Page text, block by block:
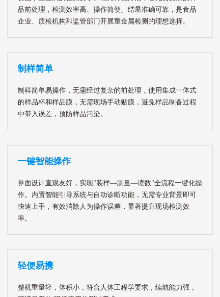
品前处理，检测效率高、操作简便、结果准确可靠，是食品
企业、质检机构和监管部门开展重金属检测的理想选择。
制样简单
制样简单易操作，无需经过复杂的前处理，使用集成一体式
的样品杯和样品膜，无需现场手动贴膜，避免样品制备过程
中带入误差，预防样品污染。
一键智能操作
界面设计直观友好，实现"装样—测量—读数"全流程一键化操
作。内置智能引导系统与自动诊断功能，无需专业背景即可
快速上手，有效消除人为操作误差，显著提升现场检测效
率。
轻便易携
整机重量轻，体积小，符合人体工程学要求，续航能力强，